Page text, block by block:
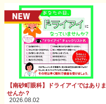
【南砂町眼科】ドライアイではありま
せんか？
2026.08.02